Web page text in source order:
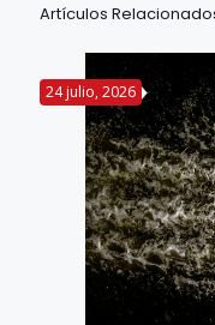
Artículos
24 julio, 2026